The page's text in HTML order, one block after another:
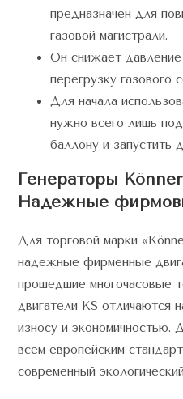
предназначен для
газовой магистрали.
Он снижает
перегрузку газового
Для начала
нужно всего лишь
баллону и запустить
Генераторы
Надежные
Для торговой марки
надежные фирменные
прошедшие многочасовые
двигатели KS отличаются
износу и экономичностью.
всем европейским
современный